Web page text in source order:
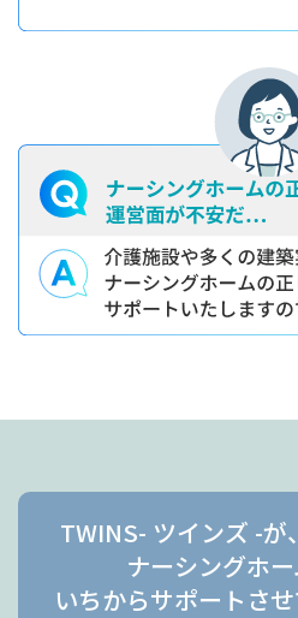
TWINS- ツインズ -が
ナーシングホ
いちからサポートさせ